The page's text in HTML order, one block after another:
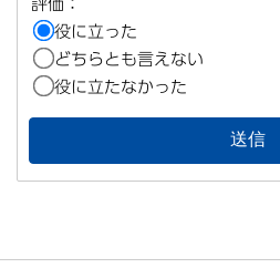
評価：
役に立った
どちらとも言えない
役に立たなかった